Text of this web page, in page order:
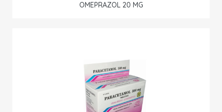
OMEPRAZOL 20 MG